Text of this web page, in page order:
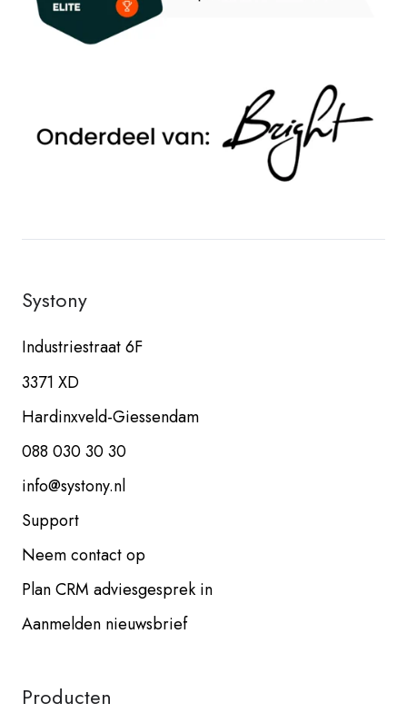
Systony
Industriestraat 6F
3371 XD
Hardinxveld-Giessendam
088 030 30 30
info@systony.nl
Support
Neem contact op
Plan CRM adviesgesprek in
Aanmelden nieuwsbrief
Producten